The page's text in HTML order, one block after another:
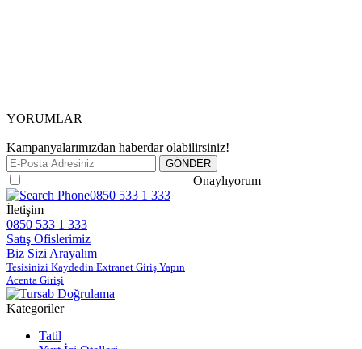
YORUMLAR
Kampanyalarımızdan haberdar olabilirsiniz!
Onaylıyorum
0850 533 1 333
İletişim
0850 533 1 333
Satış Ofislerimiz
Biz Sizi Arayalım
Tesisinizi Kaydedin Extranet Giriş Yapın
Acenta Girişi
Kategoriler
Tatil